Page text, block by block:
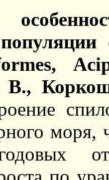
В.,
моря,